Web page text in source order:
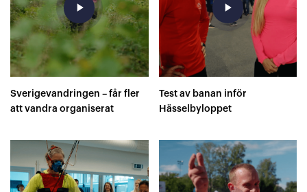
play_arrow
Sverigevandringen – får fler
att vandra organiserat
play_arrow
Test av banan inför
Hässelbyloppet